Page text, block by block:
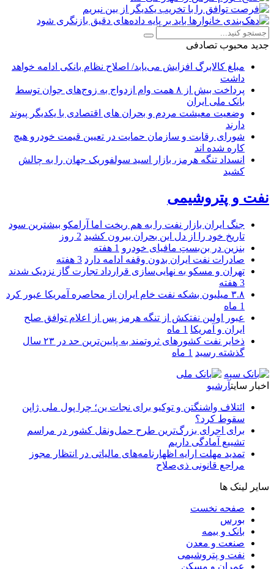
جدید محبوب تصادفی
مبلغ کالابرگ افزایش می‌یابد/ اصلاح نظام بانکی ادامه خواهد
داشت
پرداخت بیش از ۸ همت وام ازدواج به زوج‌های جوان توسط
بانک ملی ایران
وضعیت معیشت مردم و بحران های اقتصادی با یکدیگر پیوند
دارند
شورای رقابت و سازمان حمایت در تعیین قیمت خودرو هیچ
کاره شده اند
انسداد تنگه هرمز، بازار اسید سولفوریک جهان را به چالش
کشید
نفت و پتروشیمی
جنگ ایران بازار نفت را به هم ریخت اما آرامکو بیشترین سود
تاریخ خود را از دل این بحران بیرون کشید 2 روز
بنزین در بن‌بستِ مافیای خودرو 1 هفته
صادرات نفت ایران بدون وقفه ادامه دارد 3 هفته
تهران و مسکو به نهایی‌سازی قرارداد تجارت گاز نزدیک شدند
3 هفته
۳.۸ میلیون بشکه نفت خام ایران از محاصره آمریکا عبور کرد
1 ماه
عبور اولین نفتکش از تنگه هرمز پس از اعلام توافق صلح
ایران و آمریکا 1 ماه
ذخایر نفت کشورهای ثروتمند به پایین‌ترین حد در ۲۳ سال
گذشته رسید 1 ماه
اخبار سایتآرشیو
ائتلاف واشنگتن و توکیو برای نجات ین؛ چرا پول ملی ژاپن
سقوط کرد؟
برای اجرای بزرگ‌ترین طرح حمل‌ونقل کشور در مراسم
تشییع آمادگی داریم
تمدید مهلت ارایه اظهارنامه‌های مالیاتی در انتظار مجوز
مراجع قانونی ذی‌‏صلاح
سایر لینک ها
صفحه نخست
بورس
بانک و بیمه
صنعت و معدن
نفت و پتروشیمی
عمران و مسکن